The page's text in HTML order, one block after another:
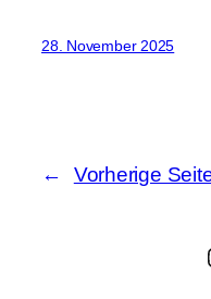
28. November 2025
← Vorherige